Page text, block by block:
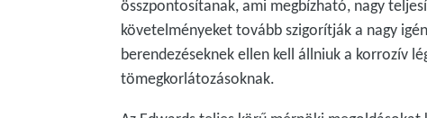
összpontosítanak, ami megbízható, nagy
követelményeket tovább szigorítják a nagy
berendezéseknek ellen kell állniuk a korrozív
tömegkorlátozásoknak.